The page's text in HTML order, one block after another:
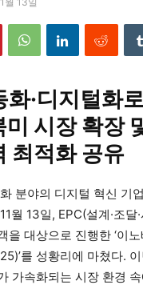
화·디지털화
시장 확장
최적화 공유
분야의 디지털 혁신 기
월 13일, EPC(설계·조달
을 대상으로 진행한 ‘이
를 성황리에 마쳤다.
가속화되는 시장 환경